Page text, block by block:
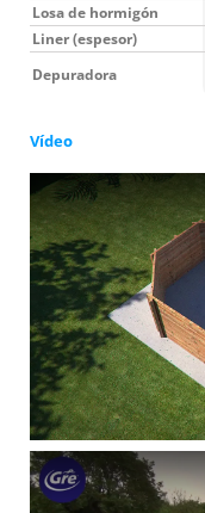
Losa de hormigón
Liner (espesor)
Depuradora
Vídeo